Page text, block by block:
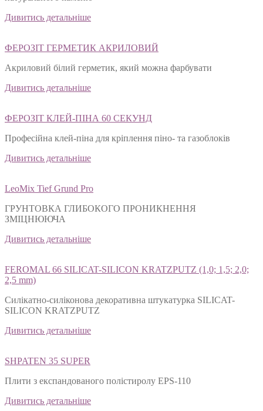
Дивитись детальніше
ФЕРОЗІТ ГЕРМЕТИК АКРИЛОВИЙ
Акриловий білий герметик, який можна фарбувати
Дивитись детальніше
ФЕРОЗІТ КЛЕЙ-ПІНА 60 СЕКУНД
Професійна клей-піна для кріплення піно- та газоблоків
Дивитись детальніше
LeoMix Tief Grund Pro
ГРУНТОВКА ГЛИБОКОГО ПРОНИКНЕННЯ
ЗМІЦНЮЮЧА
Дивитись детальніше
FEROMAL 66 SILICAT-SILICON KRATZPUTZ (1,0; 1,5; 2,0;
2,5 mm)
Силікатно-силіконова декоративна штукатурка SILICAT-
SILICON KRATZPUTZ
Дивитись детальніше
SHPATEN 35 SUPER
Плити з експандованого полістиролу EPS-110
Дивитись детальніше